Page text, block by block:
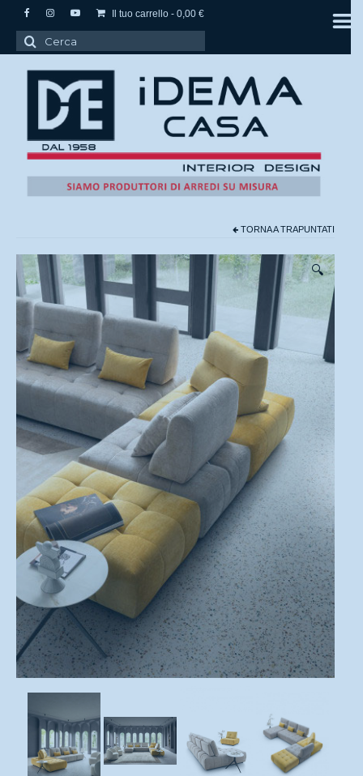
Il tuo carrello - 0,00 €
Cerca:
TORNA ATRAPUNTATI
🔍